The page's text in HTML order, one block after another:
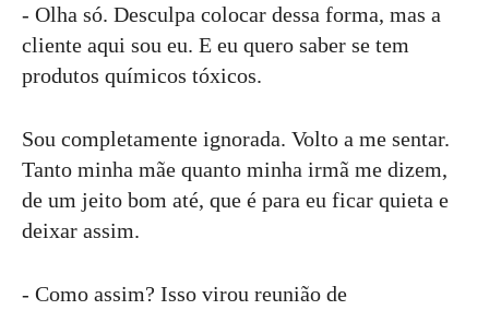
- Olha só. Desculpa colocar dessa forma, mas a
cliente aqui sou eu. E eu quero saber se tem
produtos químicos tóxicos.
Sou completamente ignorada. Volto a me sentar.
Tanto minha mãe quanto minha irmã me dizem,
de um jeito bom até, que é para eu ficar quieta e
deixar assim.
- Como assim? Isso virou reunião de